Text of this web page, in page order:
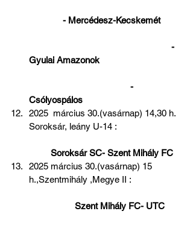
- Mercédesz-Kecskemét
                                                           -
Gyulai Amazonok
                                          -
Csólyospálos
2025  március 30.(vasárnap) 14,30 h.
Soroksár, leány U-14 :
Soroksár SC- Szent Mihály FC
2025 március 30.(vasárnap) 15
h.,Szentmihály ,Megye II :
Szent Mihály FC- UTC